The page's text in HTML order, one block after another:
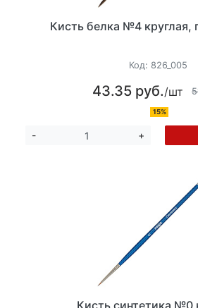
Кисть белка №4 круглая,
Код: 826_005
43.35 руб./шт
15%
- +